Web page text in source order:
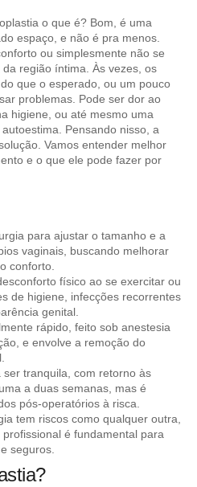
o que é? Bom, é uma
espaço, e não é pra menos.
ou simplesmente não se
região íntima. Às vezes, os
que o esperado, ou um pouco
problemas. Pode ser dor ao
higiene, ou até mesmo uma
Pensando nisso, a
Vamos entender melhor
e o que ele pode fazer por
para ajustar o tamanho e a
vaginais, buscando melhorar
conforto.
físico ao se exercitar ou
de higiene, infecções recorrentes
genital.
rápido, feito sob anestesia
e envolve a remoção do
tranquila, com retorno às
a duas semanas, mas é
pós-operatórios à risca.
tem riscos como qualquer outra,
é fundamental para
seguros.